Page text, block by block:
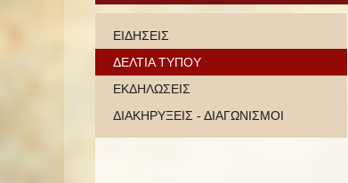
ΕΙΔΗΣΕΙΣ
ΔΕΛΤΙΑ ΤΥΠΟΥ
ΕΚΔΗΛΩΣΕΙΣ
ΔΙΑΚΗΡΥΞΕΙΣ - ΔΙΑΓΩΝΙΣΜΟΙ